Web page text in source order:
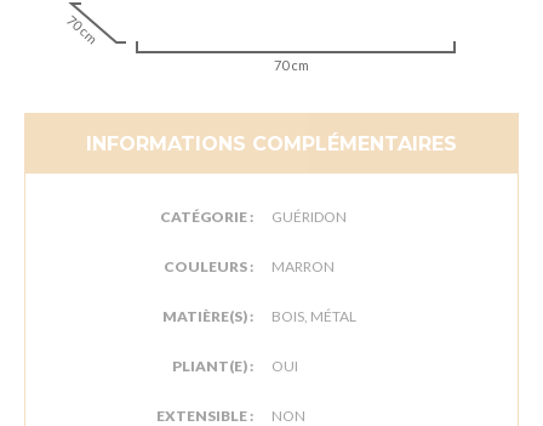
70 cm
70 cm
INFORMATIONS COMPLÉMENTAIRES
CATÉGORIE : GUÉRIDON
COULEURS : MARRON
MATIÈRE(S) : BOIS, MÉTAL
PLIANT(E) : OUI
EXTENSIBLE : NON